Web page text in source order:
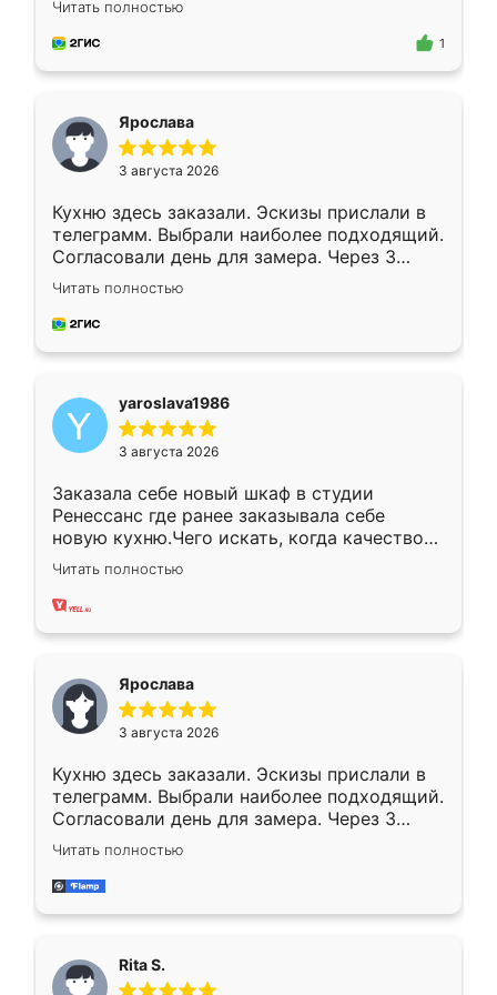
для замера сотрудник Владислав
предложил по моему эскизу самый
Читать полностью
1
Ярослава
3 августа 2026
Кухню здесь заказали. Эскизы прислали в
телеграмм. Выбрали наиболее подходящий.
Согласовали день для замера. Через 3
недели кухня была уже готова. Остались
довольны работой. Спасибо Ренессанс
мебель за качественную работу!
Читать полностью
yaroslava1986
3 августа 2026
Заказала себе новый шкаф в студии
Ренессанс где ранее заказывала себе
новую кухню.Чего искать, когда качеством
вполне довольна. Служит кухня уже почти
два года, нареканий нет.
Читать полностью
Ярослава
3 августа 2026
Кухню здесь заказали. Эскизы прислали в
телеграмм. Выбрали наиболее подходящий.
Согласовали день для замера. Через 3
недели кухня была уже готова. Остались
довольны работой. Спасибо Ренессанс
мебель за качественную работу!
Читать полностью
Rita S.